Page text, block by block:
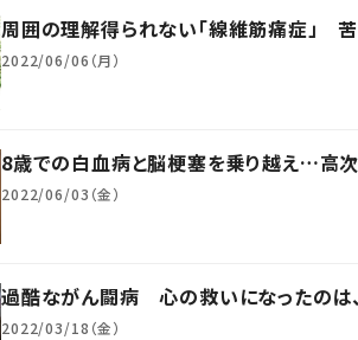
周囲の理解得られない「線維筋痛症」
2022/06/06（月）
8歳での白血病と脳梗塞を乗り越え…高
2022/06/03（金）
過酷ながん闘病 心の救いになったのは
2022/03/18（金）